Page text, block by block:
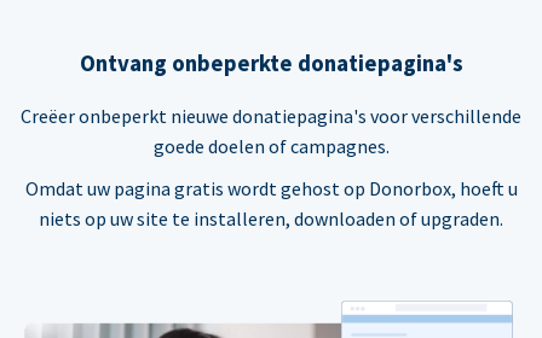
Ontvang onbeperkte donatiepagina's
Creëer onbeperkt nieuwe donatiepagina's voor verschillende
goede doelen of campagnes.
Omdat uw pagina gratis wordt gehost op Donorbox, hoeft u
niets op uw site te installeren, downloaden of upgraden.